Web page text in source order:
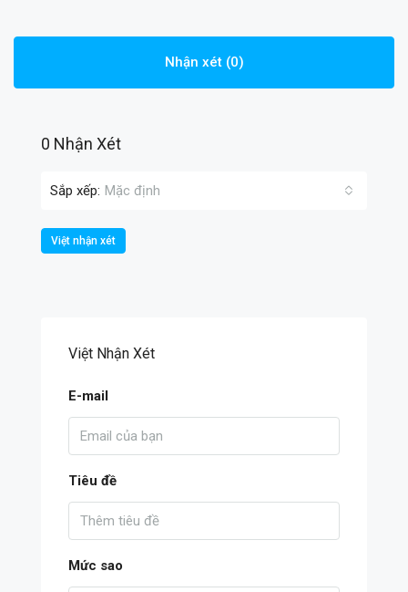
Nhận xét (0)
0 Nhận Xét
Sắp xếp: Mặc định
Việt nhận xét
Việt Nhận Xét
E-mail
Tiêu đề
Mức sao